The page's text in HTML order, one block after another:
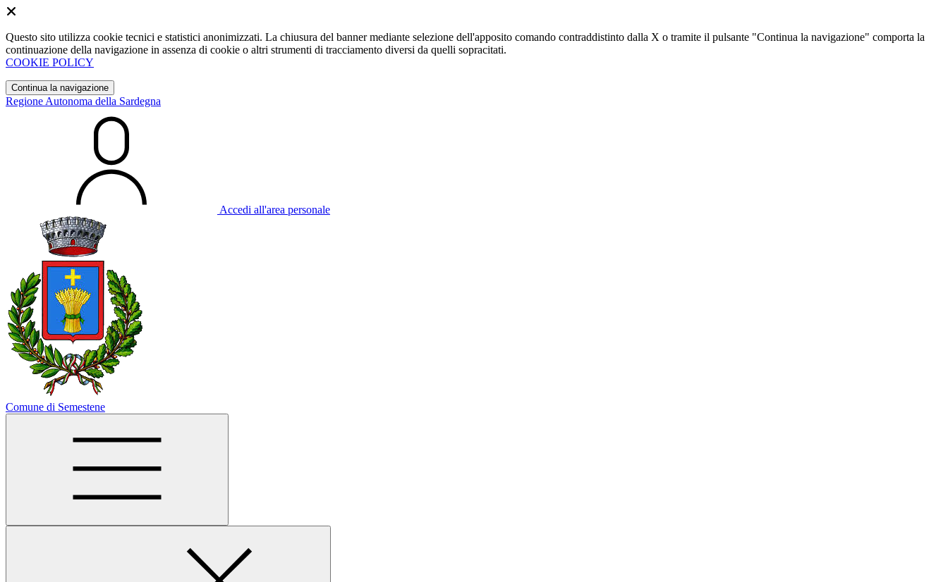
Questo sito utilizza cookie tecnici e statistici anonimizzati. La chiusura del banner mediante selezione dell'apposito comando contraddistinto dalla X o tramite il pulsante "Continua la navigazione" comporta la
continuazione della navigazione in assenza di cookie o altri strumenti di tracciamento diversi da quelli sopracitati.
COOKIE POLICY
Continua la navigazione
Regione Autonoma della Sardegna
Accedi all'area personale
Comune di Semestene